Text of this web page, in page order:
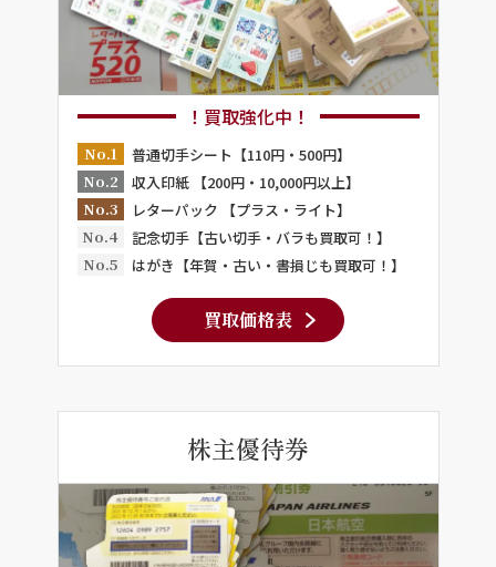
！買取強化中！
No.1
普通切手シート【110円・500円】
No.2
収入印紙 【200円・10,000円以上】
No.3
レターパック 【プラス・ライト】
No.4
記念切手【古い切手・バラも買取可！】
No.5
はがき【年賀・古い・書損じも買取可！】
買取価格表
株主優待券